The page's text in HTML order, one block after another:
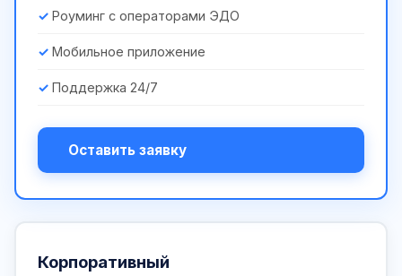
Роуминг с операторами ЭДО
Мобильное приложение
Поддержка 24/7
Оставить заявку
Корпоративный